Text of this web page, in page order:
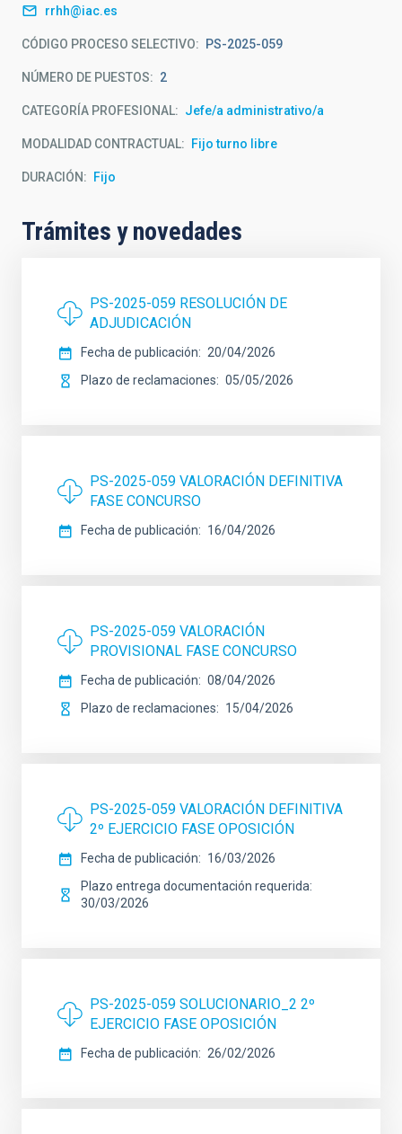
rrhh@iac.es
CÓDIGO PROCESO SELECTIVO PS-2025-059
NÚMERO DE PUESTOS 2
CATEGORÍA PROFESIONAL Jefe/a administrativo/a
MODALIDAD CONTRACTUAL Fijo turno libre
DURACIÓN Fijo
Trámites y novedades
PS-2025-059 RESOLUCIÓN DE
ADJUDICACIÓN
Fecha de publicación
20/04/2026
Plazo de reclamaciones
05/05/2026
PS-2025-059 VALORACIÓN DEFINITIVA
FASE CONCURSO
Fecha de publicación 16/04/2026
PS-2025-059 VALORACIÓN
PROVISIONAL FASE CONCURSO
Fecha de publicación
08/04/2026
Plazo de reclamaciones
15/04/2026
PS-2025-059 VALORACIÓN DEFINITIVA
2º EJERCICIO FASE OPOSICIÓN
Fecha de publicación
16/03/2026
Plazo entrega documentación requerida
30/03/2026
PS-2025-059 SOLUCIONARIO_2 2º
EJERCICIO FASE OPOSICIÓN
Fecha de publicación 26/02/2026